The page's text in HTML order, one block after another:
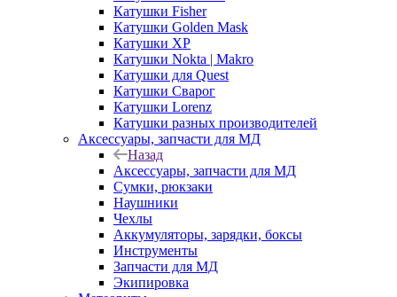
Катушки Fisher
Катушки Golden Mask
Катушки XP
Катушки Nokta | Makro
Катушки для Quest
Катушки Сварог
Катушки Lorenz
Катушки разных производителей
Аксессуары, запчасти для МД
Назад
Аксессуары, запчасти для МД
Сумки, рюкзаки
Наушники
Чехлы
Аккумуляторы, зарядки, боксы
Инструменты
Запчасти для МД
Экипировка